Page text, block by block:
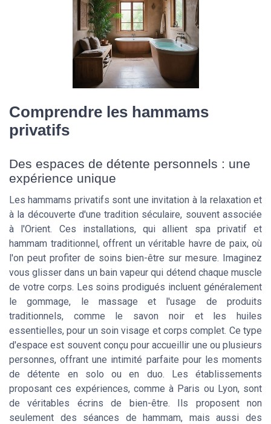
Comprendre les hammams
privatifs
Des espaces de détente personnels : une
expérience unique
Les hammams privatifs sont une invitation à la relaxation et
à la découverte d'une tradition séculaire, souvent associée
à l'Orient. Ces installations, qui allient spa privatif et
hammam traditionnel, offrent un véritable havre de paix, où
l'on peut profiter de soins bien-être sur mesure. Imaginez
vous glisser dans un bain vapeur qui détend chaque muscle
de votre corps. Les soins prodigués incluent généralement
le gommage, le massage et l'usage de produits
traditionnels, comme le savon noir et les huiles
essentielles, pour un soin visage et corps complet. Ce type
d'espace est souvent conçu pour accueillir une ou plusieurs
personnes, offrant une intimité parfaite pour les moments
de détente en solo ou en duo. Les établissements
proposant ces expériences, comme à Paris ou Lyon, sont
de véritables écrins de bien-être. Ils proposent non
seulement des séances de hammam, mais aussi des